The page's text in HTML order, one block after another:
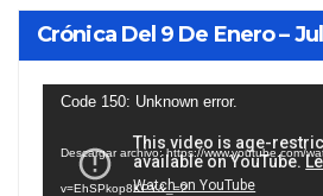
Crónica Del 9 De Enero –
Reproductor
vídeo
Code 150: Unknown error.
Descargar archivo: https://www.youtube.com/
v=EhSPkop8KPY&_=2